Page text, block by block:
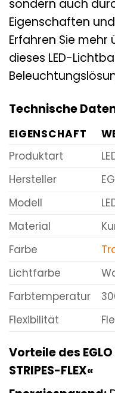
sondern auch
Eigenschaften
Erfahren Sie mehr
dieses LED-
Technische
EIGENSCHAFT
Produktart
Hersteller
Modell
Material
Farbe
Lichtfarbe
Farbtemperatur
Flexibilität
Vorteile des
STRIPES-FLEX«